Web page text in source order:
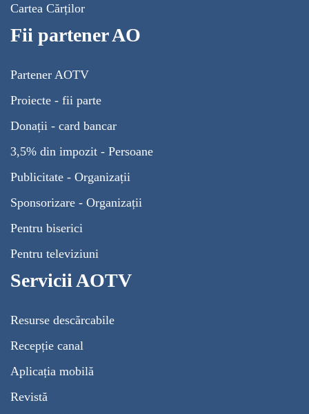
Cartea Cărților
Fii partener AO
Partener AOTV
Proiecte - fii parte
Donații - card bancar
3,5% din impozit - Persoane
Publicitate - Organizații
Sponsorizare - Organizații
Pentru biserici
Pentru televiziuni
Servicii AOTV
Resurse descărcabile
Recepție canal
Aplicația mobilă
Revistă